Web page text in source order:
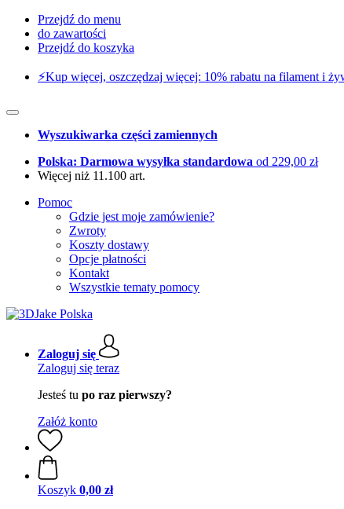
Przejdź do menu
do zawartości
Przejdź do koszyka
⚡️Kup więcej, oszczędzaj więcej: 10% rabatu na filament i
Wyszukiwarka części zamiennych
Polska: Darmowa wysyłka standardowa od 229,00 zł
Więcej niż 11.100 art.
Pomoc
Gdzie jest moje zamówienie?
Zwroty
Koszty dostawy
Opcje płatności
Kontakt
Wszystkie tematy pomocy
Zaloguj się
Zaloguj się teraz
Jesteś tu po raz pierwszy?
Załóż konto
Koszyk 0,00 zł